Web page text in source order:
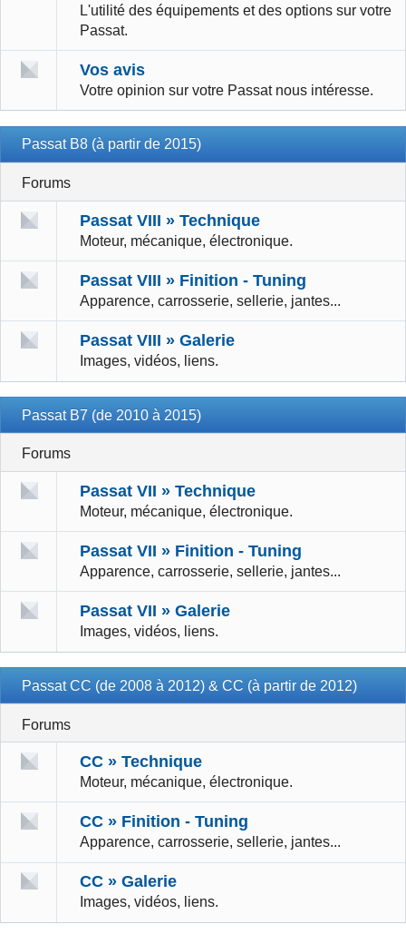
L'utilité des équipements et des options sur votre
Passat.
Vos avis
Votre opinion sur votre Passat nous intéresse.
Passat B8 (à partir de 2015)
Forums
Passat VIII » Technique
Moteur, mécanique, électronique.
Passat VIII » Finition - Tuning
Apparence, carrosserie, sellerie, jantes...
Passat VIII » Galerie
Images, vidéos, liens.
Passat B7 (de 2010 à 2015)
Forums
Passat VII » Technique
Moteur, mécanique, électronique.
Passat VII » Finition - Tuning
Apparence, carrosserie, sellerie, jantes...
Passat VII » Galerie
Images, vidéos, liens.
Passat CC (de 2008 à 2012) & CC (à partir de 2012)
Forums
CC » Technique
Moteur, mécanique, électronique.
CC » Finition - Tuning
Apparence, carrosserie, sellerie, jantes...
CC » Galerie
Images, vidéos, liens.